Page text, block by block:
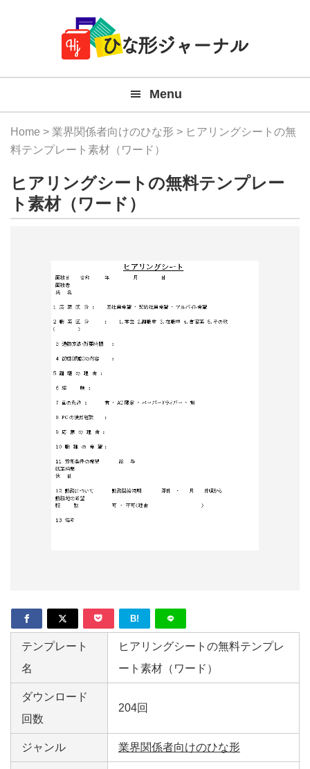
Navigation
料
テ
プ
ー
Menu
Home > 業界関係者向けのひな形 > ヒアリングシートの無
料テンプレート素材（ワード）
ヒアリングシートの無料テンプレー
ト素材（ワード）
B!
テンプレート
名
ヒアリングシートの無料テンプレ
ート素材（ワード）
ダウンロード
回数
204回
ジャンル 業界関係者向けのひな形